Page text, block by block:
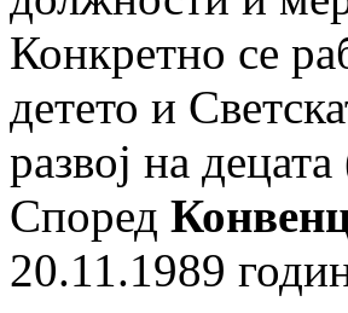
Конкретно се
детето и
развој на
Според
20.11.1989